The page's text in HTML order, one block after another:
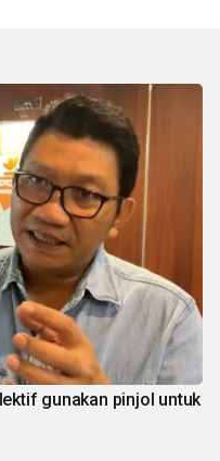
gunakan pinjol untuk